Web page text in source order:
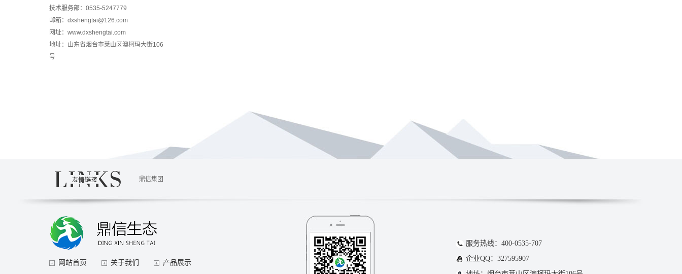
技术服务部：0535-5247779
邮箱：dxshengtai@126.com
网址：www.dxshengtai.com
地址：山东省烟台市莱山区澳柯玛大街106
号
鼎信集团
网站首页 关于我们 产品展示
服务热线：400-0535-707
企业QQ：327595907